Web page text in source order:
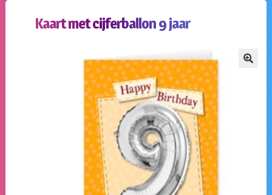
Klantenservice
Kaart met cijferballon 9 jaar